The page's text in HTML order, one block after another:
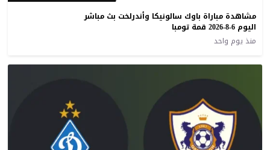
مشاهدة مباراة باوك سالونيكا وأندرلخت بث مباشر
اليوم 6-8-2026 قمة تومبا
منذ يوم واحد